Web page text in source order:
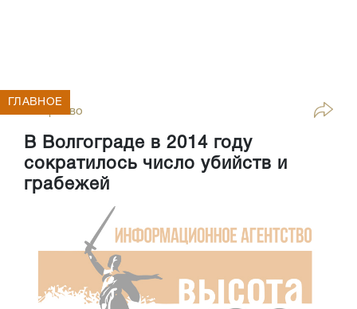
Общество
В Волгограде в 2014 году
сократилось число убийств и
грабежей
ГЛАВНОЕ